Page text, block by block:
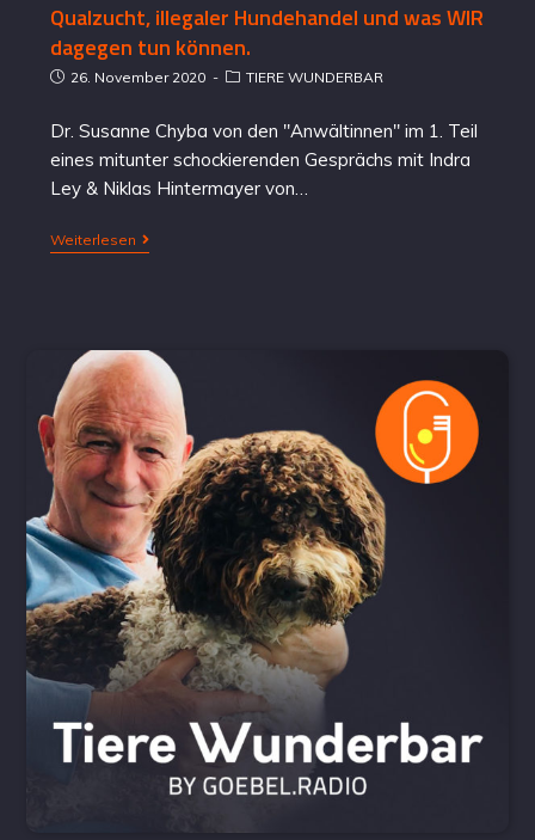
Qualzucht, illegaler Hundehandel und was WIR
dagegen tun können.
26. November 2020 TIERE WUNDERBAR
Dr. Susanne Chyba von den "Anwältinnen" im 1. Teil
eines mitunter schockierenden Gesprächs mit Indra
Ley & Niklas Hintermayer von…
Weiterlesen